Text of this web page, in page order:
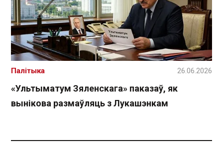
«Ультыматум Зяленскага» паказаў, як
вынікова размаўляць з Лукашэнкам
Палітыка 26.06.2026